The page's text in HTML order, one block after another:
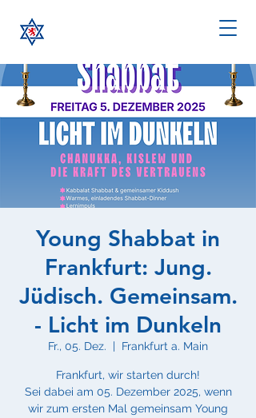
Young Shabbat in
Frankfurt: Jung.
Jüdisch. Gemeinsam.
- Licht im Dunkeln
Fr., 05. Dez.
  |
Frankfurt a. Main
Frankfurt, wir starten durch!
Sei dabei am 05. Dezember 2025, wenn
wir zum ersten Mal gemeinsam Young